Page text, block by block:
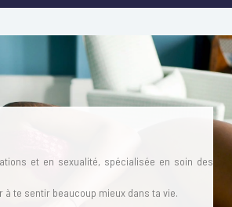
et en sexualité, spécialisée en soin des
à te sentir beaucoup mieux dans ta vie.